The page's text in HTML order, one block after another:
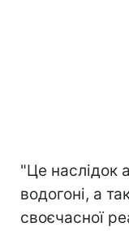
"Це наслідок
водогоні, а
своєчасної